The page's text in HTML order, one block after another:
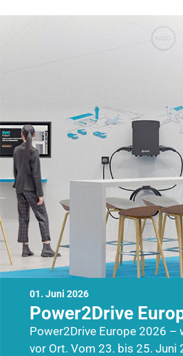
01. Juni 2026
Power2Drive
Power2Drive Europe 2026 –
vor Ort. Vom 23. bis 25.